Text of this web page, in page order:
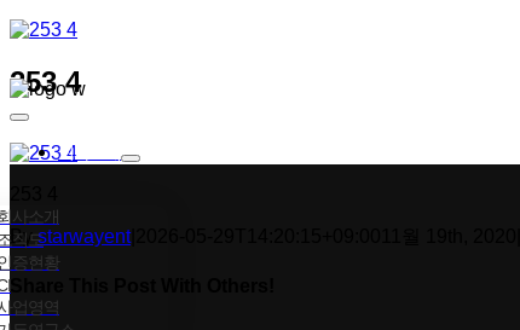
콘텐츠로
Toggle
Navigation회사소개
사소개
직도
증현황
업영역
253 4
Bystarwayent|